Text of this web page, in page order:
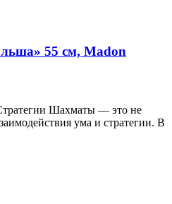
55 см, Madon
Шахматы — это не
ума и стратегии. В